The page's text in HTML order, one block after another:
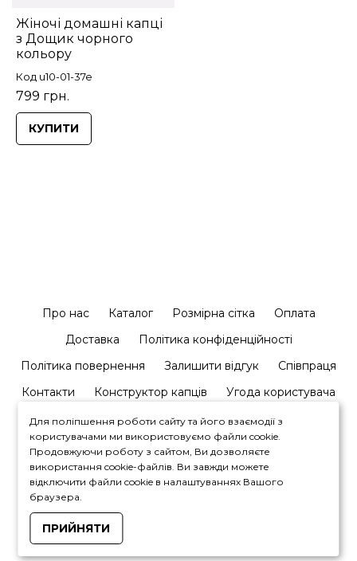
Жіночі домашні капці
з Дощик чорного
кольору
Код u10-01-37e
799 грн.
КУПИТИ
Про нас Каталог Розмірна сітка
Оплата
Доставка
Політика конфіденційності
Політика повернення
Залишити відгук
Співпраця
Контакти
Конструктор капців Угода користувача
+380964446450
Для поліпшення роботи сайту та його взаємодії з
користувачами ми використовуємо файли cookie.
Продовжуючи роботу з сайтом, Ви дозволяєте
використання cookie-файлів. Ви завжди можете
відключити файли cookie в налаштуваннях Вашого
браузера.
ПРИЙНЯТИ